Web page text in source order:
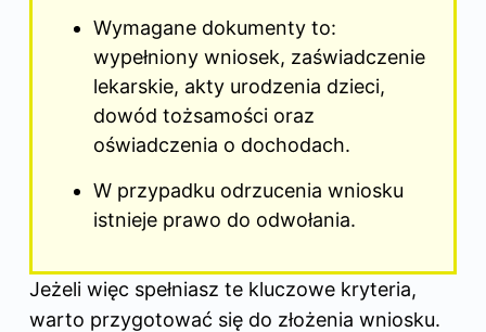
Wymagane dokumenty to:
wypełniony wniosek, zaświadczenie
lekarskie, akty urodzenia dzieci,
dowód tożsamości oraz
oświadczenia o dochodach.
W przypadku odrzucenia wniosku
istnieje prawo do odwołania.
Jeżeli więc spełniasz te kluczowe kryteria,
warto przygotować się do złożenia wniosku.